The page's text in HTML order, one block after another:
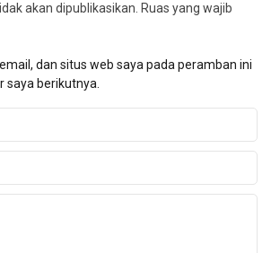
akan dipublikasikan. Ruas yang wajib
dan situs web saya pada peramban ini
saya berikutnya.